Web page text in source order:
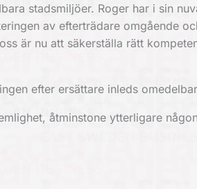
stadsmiljöer. Roger har i sin
av efterträdare omgående
är nu att säkerställa rätt
efter ersättare inleds
åtminstone ytterligare